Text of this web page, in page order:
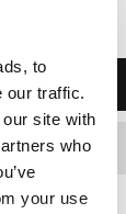
to
traffic.
site with
who
your use